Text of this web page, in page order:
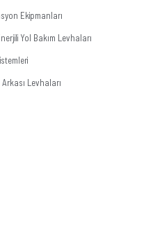
Ekipmanları
Yol Bakım Levhaları
Levhaları